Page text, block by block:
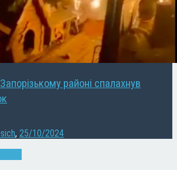
районі спалахнув
, 25/10/2024